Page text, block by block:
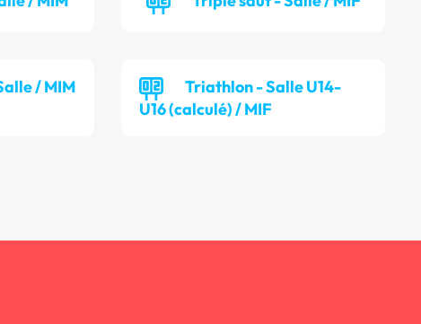
/ MIM
Triathlon - Salle U14-
U16 (calculé) / MIF